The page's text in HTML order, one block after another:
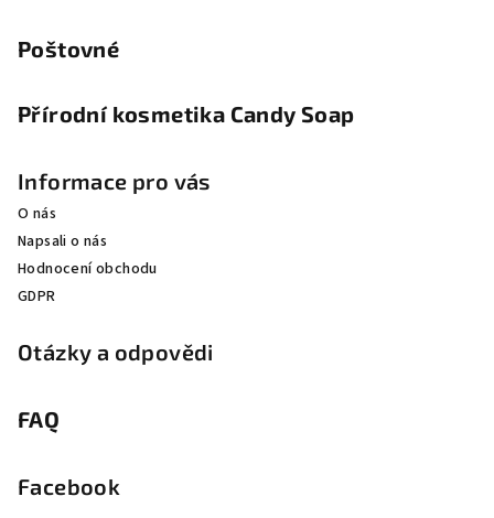
Poštovné
Přírodní kosmetika Candy Soap
Informace pro vás
O nás
Napsali o nás
Hodnocení obchodu
GDPR
Otázky a odpovědi
FAQ
Facebook